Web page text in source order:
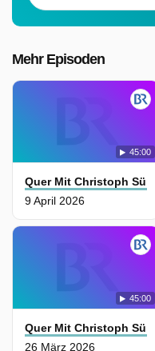
Mehr Episoden
45:00
Quer Mit Christoph Süß
9 April 2026
45:00
Quer Mit Christoph Süß
26 März 2026